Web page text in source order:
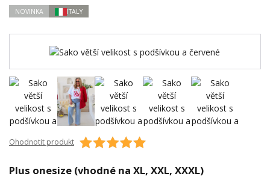
NOVINKA ITALY
Ohodnotit produkt
Plus onesize (vhodné na XL, XXL, XXXL)